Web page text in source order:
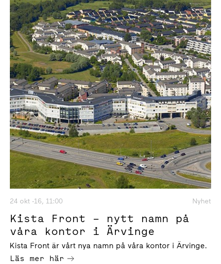
24 okt -16, 11:00 Nyhet
Kista Front – nytt namn på
våra kontor i Ärvinge
Kista Front är vårt nya namn på våra kontor i Ärvinge.
Läs mer här